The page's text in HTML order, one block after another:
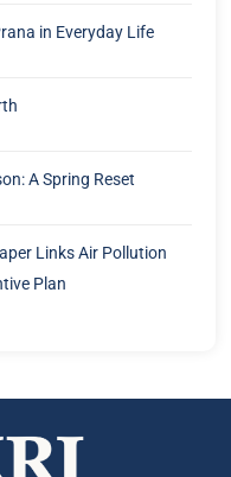
in Everyday Life
A Spring Reset
Links Air Pollution
Plan